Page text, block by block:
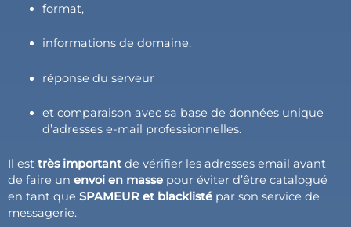
format,
informations de domaine,
réponse du serveur
et comparaison avec sa base de données unique
d’adresses e-mail professionnelles.
Il est très important de vérifier les adresses email avant
de faire un envoi en masse pour éviter d’être catalogué
en tant que SPAMEUR et blacklisté par son service de
messagerie.